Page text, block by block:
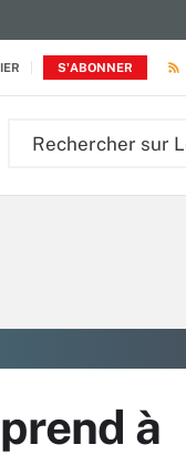
S'ABONNER
à